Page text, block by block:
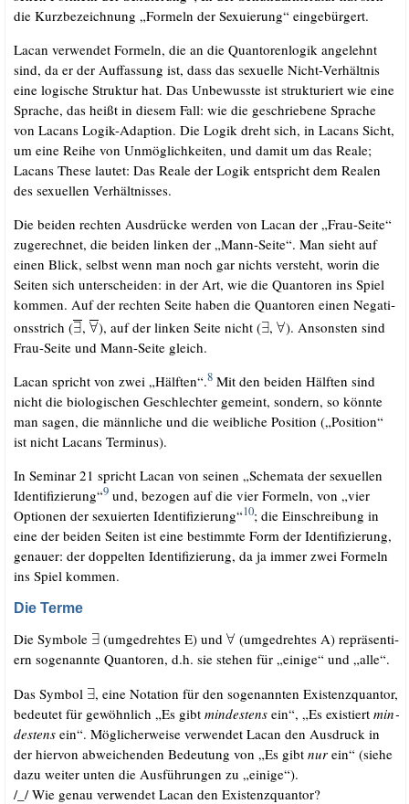
die Kurz­be­zeich­nung „For­meln der Sexu­ie­rung“ eingebürgert.
Lacan ver­wen­det For­meln, die an die Quan­to­ren­lo­gik ange­lehnt
sind, da er der Auf­fas­sung ist, dass das sexu­el­le Nicht-Ver­hält­nis
eine logi­sche Struk­tur hat. Das Unbe­wuss­te ist struk­tu­riert wie eine
Spra­che, das heißt in die­sem Fall: wie die geschrie­be­ne Spra­che
von Lacans Logik-Adap­ti­on. Die Logik dreht sich, in Lacans Sicht,
um eine Rei­he von Unmög­lich­kei­ten, und damit um das Rea­le;
Lacans The­se lau­tet: Das Rea­le der Logik ent­spricht dem Rea­len
des sexu­el­len Verhältnisses.
Die bei­den rech­ten Aus­drü­cke wer­den von Lacan der „Frau-Sei­te“
zuge­rech­net, die bei­den lin­ken der „Mann-Sei­te“. Man sieht auf
einen Blick, selbst wenn man noch gar nichts ver­steht, wor­in die
Sei­ten sich unter­schei­den: in der Art, wie die Quan­to­ren ins Spiel
kom­men. Auf der rech­ten Sei­te haben die Quan­to­ren einen Nega­ti­
ons­strich ( , ), auf der lin­ken Sei­te nicht ( ,
). Ansons­ten sind
Frau-Sei­te und Mann-Sei­te gleich.
Lacan spricht von zwei „Hälf­ten“.8Mit den bei­den Hälf­ten sind
nicht die bio­lo­gi­schen Geschlech­ter gemeint, son­dern, so könn­te
man sagen, die männ­li­che und die weib­li­che Posi­ti­on („Posi­ti­on“
ist nicht Lacans Terminus).
In Semi­nar 21 spricht Lacan von sei­nen „Sche­ma­ta der sexu­el­len
Iden­ti­fi­zie­rung“9und, bezo­gen auf die vier For­meln, von „vier
Optio­nen der sexu­ier­ten Iden­ti­fi­zie­rung“10; die Ein­schrei­bung in
eine der bei­den Sei­ten ist eine bestimm­te Form der Iden­ti­fi­zie­rung,
genau­er: der dop­pel­ten Iden­ti­fi­zie­rung, da ja immer zwei For­meln
ins Spiel kommen.
Die Terme
Die Sym­bo­le (umge­dreh­tes E) und
(umge­dreh­tes A) reprä­sen­ti­
ern soge­nann­te Quan­to­ren, d.h. sie ste­hen für „eini­ge“ und „alle“.
Das Sym­bol
, eine Nota­ti­on für den soge­nann­ten Exis­tenz­quan­tor,
bedeu­tet für gewöhn­lich „Es gibt min­des­tensein“, „Es exis­tiert min­
des­tensein“. Mög­li­cher­wei­se ver­wen­det Lacan den Aus­druck in
der hier­von abwei­chen­den Bedeu­tung von „Es gibt nurein“ (sie­he
dazu wei­ter unten die Aus­füh­run­gen zu „eini­ge“).
/​_​/​ Wie genau ver­wen­det Lacan den Existenzquantor?